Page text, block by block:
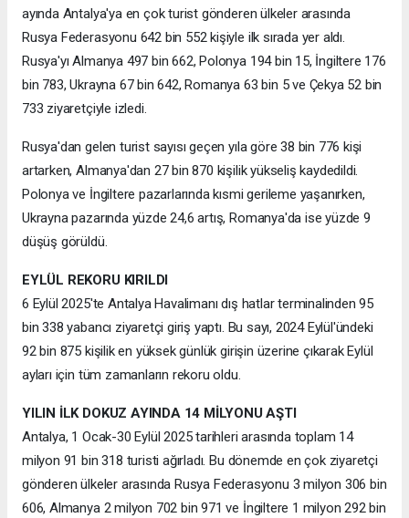
ayında Antalya'ya en çok turist gönderen ülkeler arasında
Rusya Federasyonu 642 bin 552 kişiyle ilk sırada yer aldı.
Rusya'yı Almanya 497 bin 662, Polonya 194 bin 15, İngiltere 176
bin 783, Ukrayna 67 bin 642, Romanya 63 bin 5 ve Çekya 52 bin
733 ziyaretçiyle izledi.
Rusya'dan gelen turist sayısı geçen yıla göre 38 bin 776 kişi
artarken, Almanya'dan 27 bin 870 kişilik yükseliş kaydedildi.
Polonya ve İngiltere pazarlarında kısmi gerileme yaşanırken,
Ukrayna pazarında yüzde 24,6 artış, Romanya'da ise yüzde 9
düşüş görüldü.
EYLÜL REKORU KIRILDI
6 Eylül 2025'te Antalya Havalimanı dış hatlar terminalinden 95
bin 338 yabancı ziyaretçi giriş yaptı. Bu sayı, 2024 Eylül'ündeki
92 bin 875 kişilik en yüksek günlük girişin üzerine çıkarak Eylül
ayları için tüm zamanların rekoru oldu.
YILIN İLK DOKUZ AYINDA 14 MİLYONU AŞTI
Antalya, 1 Ocak-30 Eylül 2025 tarihleri arasında toplam 14
milyon 91 bin 318 turisti ağırladı. Bu dönemde en çok ziyaretçi
gönderen ülkeler arasında Rusya Federasyonu 3 milyon 306 bin
606, Almanya 2 milyon 702 bin 971 ve İngiltere 1 milyon 292 bin